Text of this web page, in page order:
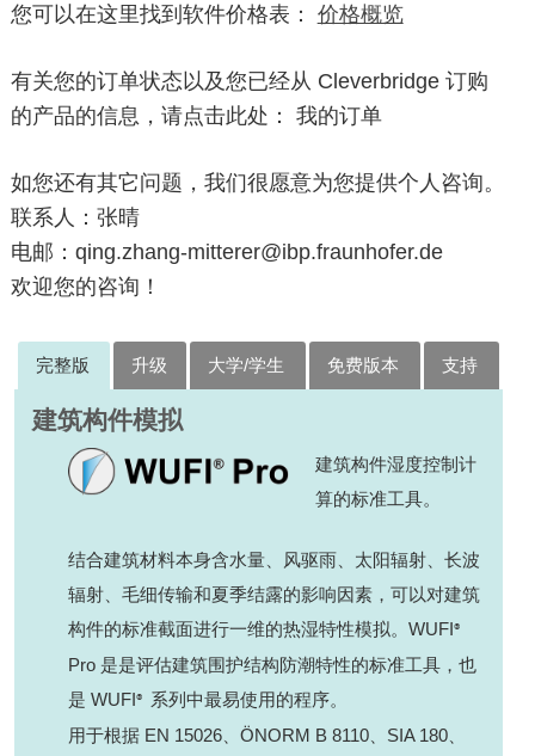
您可以在这里找到软件价格表： 价格概览
有关您的订单状态以及您已经从 Cleverbridge 订购
的产品的信息，请点击此处： 我的订单
如您还有其它问题，我们很愿意为您提供个人咨询。
联系人：张晴
电邮：qing.zhang-mitterer@ibp.fraunhofer.de
欢迎您的咨询！
完整版 升级 大学/学生 免费版本 支持
建筑构件模拟
建筑构件湿度控制计
算的标准工具。
结合建筑材料本身含水量、风驱雨、太阳辐射、长波
辐射、毛细传输和夏季结露的影响因素，可以对建筑
构件的标准截面进行一维的热湿特性模拟。WUFI ®
Pro 是是评估建筑围护结构防潮特性的标准工具，也
是 WUFI ® 系列中最易使用的程序。
用于根据 EN 15026、ÖNORM B 8110、SIA 180、